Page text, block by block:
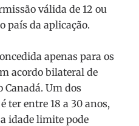
válida de 12 ou
país da aplicação.
apenas para os
acordo bilateral de
Um dos
ter entre 18 a 30 anos,
idade limite pode